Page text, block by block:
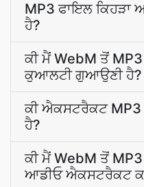
MP3 ਫਾਇਲ ਕਿਹੜਾ
ਹੈ?
ਕੀ ਮੈਂ WebM ਤੋਂ
ਕੁਆਲਟੀ ਗੁਆਉਣੀ ਹੈ?
ਕੀ ਐਕਸਟਰੈਕਟ
ਹੈ?
ਕੀ ਮੈਂ WebM ਤੋਂ
ਆਡੀਓ ਐਕਸਟਰੈਕਟ